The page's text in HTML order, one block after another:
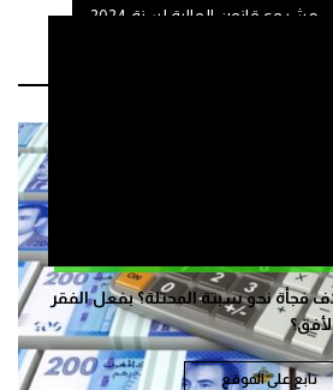
فجأة نحو سبتة المحتلة؟ بفعل الفقر
تابع على الموقع
مشروع قانون المالية لسنة 2024